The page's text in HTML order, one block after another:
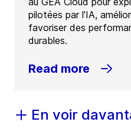
pilotées par l'IA,
favoriser des
durables.
Read more
En voir